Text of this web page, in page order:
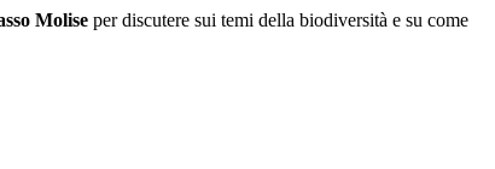
Molise per discutere sui temi della biodiversità e su come